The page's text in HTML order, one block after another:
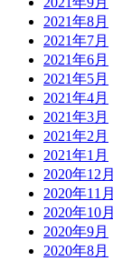
2021年8月
2021年7月
2021年6月
2021年5月
2021年4月
2021年3月
2021年2月
2021年1月
2020年12月
2020年11月
2020年10月
2020年9月
2020年8月